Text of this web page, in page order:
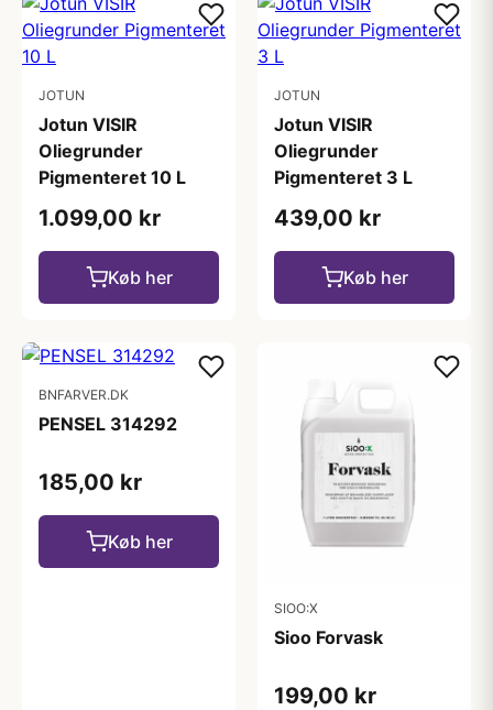
JOTUN
Jotun VISIR
Oliegrunder
Pigmenteret 10 L
1.099,00 kr
Køb her
JOTUN
Jotun VISIR
Oliegrunder
Pigmenteret 3 L
439,00 kr
Køb her
BNFARVER.DK
PENSEL 314292
185,00 kr
Køb her
SIOO:X
Sioo Forvask
199,00 kr